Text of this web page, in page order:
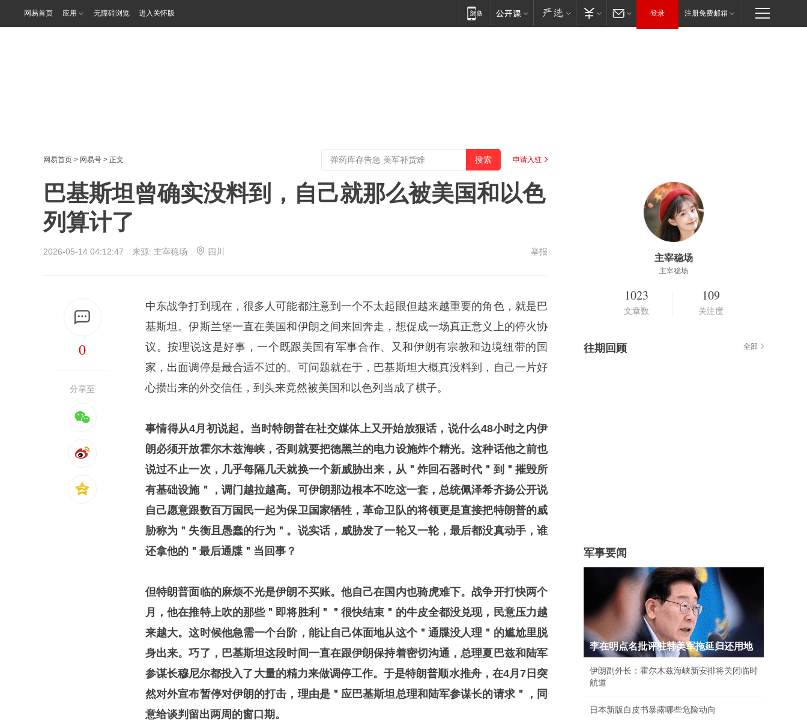
网易首页 应用 无障碍浏览 进入关怀版 登录 注册免费邮箱
网易首页 > 网易号 > 正文 申请入驻
巴基斯坦曾确实没料到，自己就那么被美国和以色
列算计了
2026-05-14 04:12:47 来源: 主宰稳场 四川 举报
0
分享至
中东战争打到现在，很多人可能都注意到一个不太起眼但越来越重要的角色，就是巴
基斯坦。伊斯兰堡一直在美国和伊朗之间来回奔走，想促成一场真正意义上的停火协
议。按理说这是好事，一个既跟美国有军事合作、又和伊朗有宗教和边境纽带的国
家，出面调停是最合适不过的。可问题就在于，巴基斯坦大概真没料到，自己一片好
心攒出来的外交信任，到头来竟然被美国和以色列当成了棋子。
事情得从4月初说起。当时特朗普在社交媒体上又开始放狠话，说什么48小时之内伊
朗必须开放霍尔木兹海峡，否则就要把德黑兰的电力设施炸个精光。这种话他之前也
说过不止一次，几乎每隔几天就换一个新威胁出来，从＂炸回石器时代＂到＂摧毁所
有基础设施＂，调门越拉越高。可伊朗那边根本不吃这一套，总统佩泽希齐扬公开说
自己愿意跟数百万国民一起为保卫国家牺牲，革命卫队的将领更是直接把特朗普的威
胁称为＂失衡且愚蠢的行为＂。说实话，威胁发了一轮又一轮，最后都没真动手，谁
还拿他的＂最后通牒＂当回事？
但特朗普面临的麻烦不光是伊朗不买账。他自己在国内也骑虎难下。战争开打快两个
月，他在推特上吹的那些＂即将胜利＂＂很快结束＂的牛皮全都没兑现，民意压力越
来越大。这时候他急需一个台阶，能让自己体面地从这个＂通牒没人理＂的尴尬里脱
身出来。巧了，巴基斯坦这段时间一直在跟伊朗保持着密切沟通，总理夏巴兹和陆军
参谋长穆尼尔都投入了大量的精力来做调停工作。于是特朗普顺水推舟，在4月7日突
然对外宣布暂停对伊朗的打击，理由是＂应巴基斯坦总理和陆军参谋长的请求＂，同
意给谈判留出两周的窗口期。
主宰稳场
主宰稳场
1023
文章数
109
关注度
往期回顾 全部
军事要闻
李在明点名批评驻韩美军拖延归还用地
伊朗副外长：霍尔木兹海峡新安排将关闭临时
航道
日本新版白皮书暴露哪些危险动向